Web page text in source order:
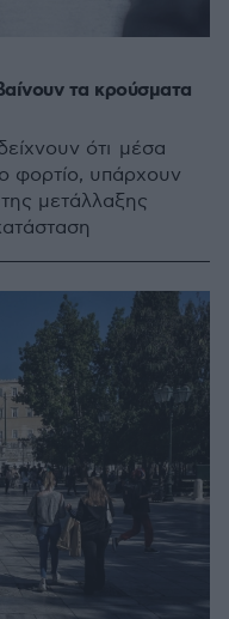
τα κρούσματα
ότι μέσα
φορτίο, υπάρχουν
μετάλλαξης